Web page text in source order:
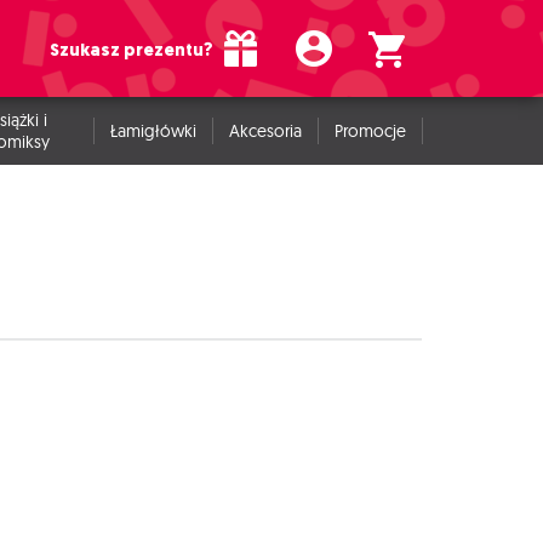
Szukasz prezentu?
i
Łamigłówki Akcesoria Promocje